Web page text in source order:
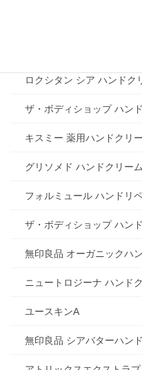
ロクシタン シア ハンドク
ザ・ボディショップ ハン
キスミー 薬用ハンドクリ
グリソメド ハンドクリーム
フォルミュール ハンドリ
ザ・ボディショップ ハン
無印良品 オーガニックハ
ニュートロジーナ ハンド
ユースキンA
無印良品 シアバターハン